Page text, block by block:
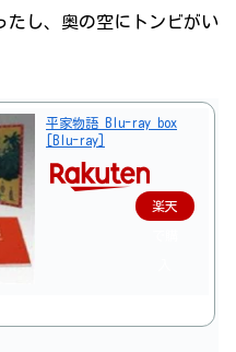
たし、奥の空にトンビがい
平家物語 Blu-ray box
[Blu-ray]
楽天